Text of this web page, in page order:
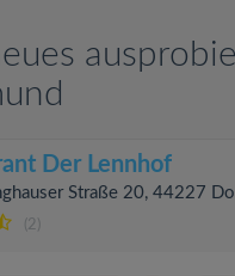
Der Lennhof
Straße 20, 44227
(2)